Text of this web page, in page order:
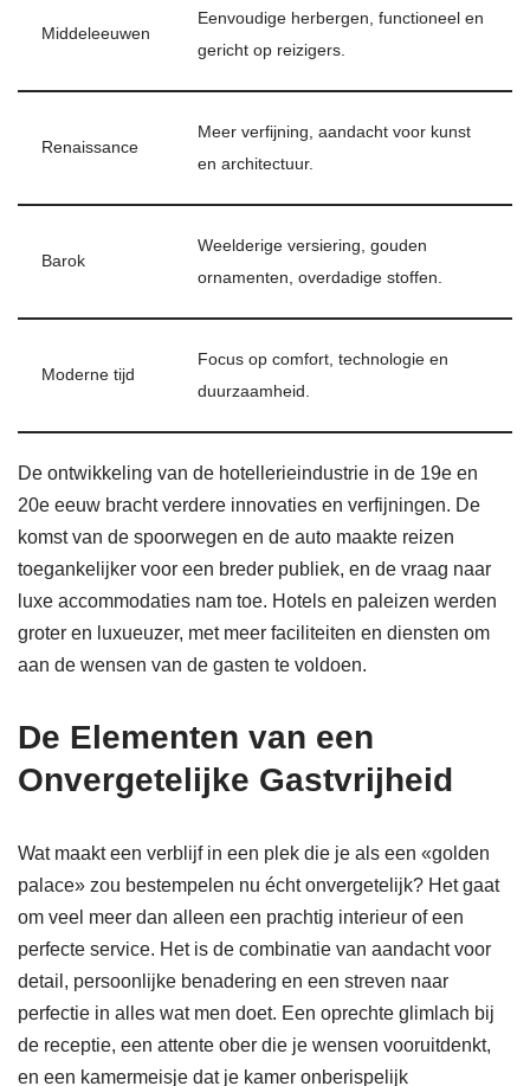
Middeleeuwen
Eenvoudige herbergen, functioneel en
gericht op reizigers.
Renaissance
Meer verfijning, aandacht voor kunst
en architectuur.
Barok
Weelderige versiering, gouden
ornamenten, overdadige stoffen.
Moderne tijd
Focus op comfort, technologie en
duurzaamheid.
De ontwikkeling van de hotellerieindustrie in de 19e en
20e eeuw bracht verdere innovaties en verfijningen. De
komst van de spoorwegen en de auto maakte reizen
toegankelijker voor een breder publiek, en de vraag naar
luxe accommodaties nam toe. Hotels en paleizen werden
groter en luxueuzer, met meer faciliteiten en diensten om
aan de wensen van de gasten te voldoen.
De Elementen van een
Onvergetelijke Gastvrijheid
Wat maakt een verblijf in een plek die je als een «golden
palace» zou bestempelen nu écht onvergetelijk? Het gaat
om veel meer dan alleen een prachtig interieur of een
perfecte service. Het is de combinatie van aandacht voor
detail, persoonlijke benadering en een streven naar
perfectie in alles wat men doet. Een oprechte glimlach bij
de receptie, een attente ober die je wensen vooruitdenkt,
en een kamermeisje dat je kamer onberispelijk